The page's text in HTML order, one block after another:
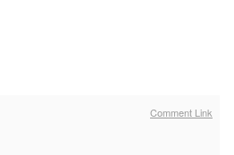
Comment Link